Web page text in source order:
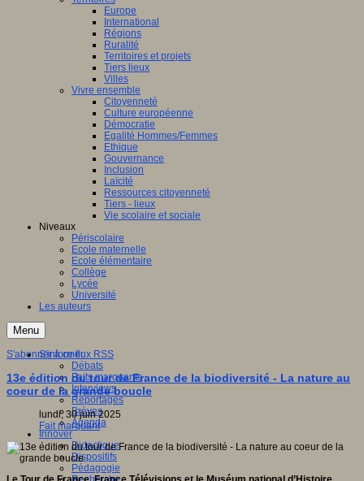
Europe
International
Régions
Ruralité
Territoires et projets
Tiers lieux
Villes
Vivre ensemble
Citoyenneté
Culture européenne
Démocratie
Egalité Hommes/Femmes
Ethique
Gouvernance
Inclusion
Laïcité
Ressources citoyenneté
Tiers - lieux
Vie scolaire et sociale
Niveaux
Périscolaire
Ecole maternelle
Ecole élémentaire
Collège
Lycée
Université
Les auteurs
Menu
S'informer
Débats
Faits marquants
Interviews
Reportages
Brèves
Agenda
Innover
Didactique
Dispositifs
Pédagogie
S'abonner à ce flux RSS
13e édition du tour de France de la biodiversité - La nature au
coeur de la grande boucle
lundi, 30 juin 2025
Fait marquant